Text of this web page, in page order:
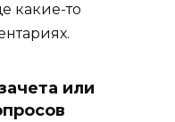
какие-то
или